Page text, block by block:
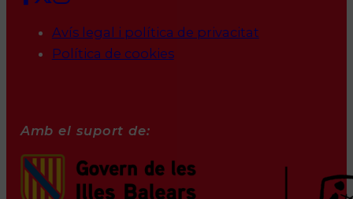
Avís legal i política de privacitat
Política de cookies
Amb el suport de: